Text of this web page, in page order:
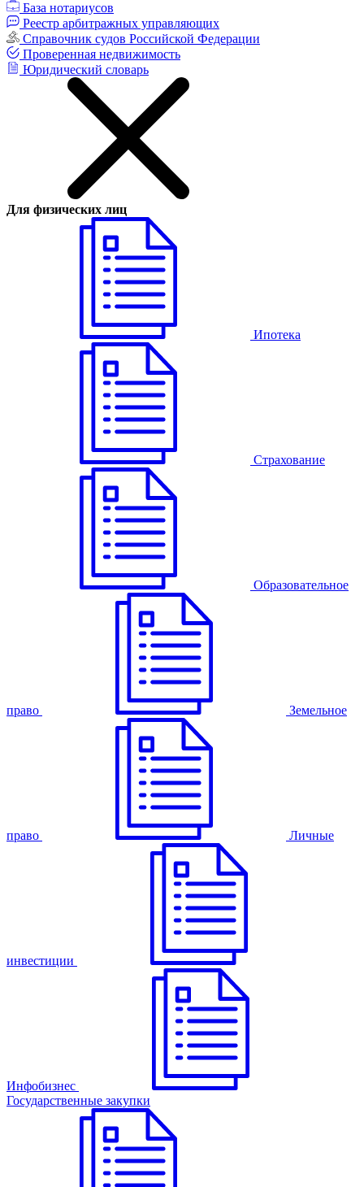
База нотариусов
Реестр арбитражных управляющих
Справочник судов Российской Федерации
Проверенная недвижимость
Юридический словарь
Для физических лиц
Ипотека
Страхование
Образовательное
право Земельное
право Личные
инвестиции
Инфобизнес
Государственные закупки